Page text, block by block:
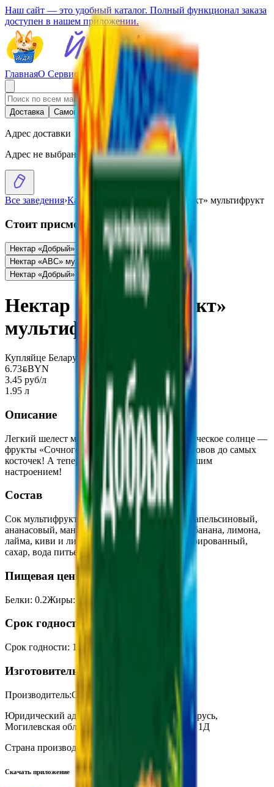
Наш сайт — это удобный каталог. Полный функционал заказа
доступен в нашем приложении.
ГлавнаяО СервисеСтать партнером
Доставка Самовывоз
Адрес доставки
Адрес не выбран
Все заведения›Каталог Нектар «Сочный фрукт» мультифрукт
Стоит присмотреться
Нектар «Добрый» мультифрут6.62BYN BYN
Нектар «АВС» мультифрукт 0.92BYN BYN
Нектар «Добрый» мультифрукт1.01 BYNBYN
Нектар «Сочный фрукт»
мультифрукт
Купляйце Беларускае
6.73BYNBYN
3.45 руб/л
1.95 л
Описание
Легкий шелест морского бриза, жаркое тропическое солнце —
фрукты «Сочного» зарядились энергией островов до самых
косточек! А теперь готовы заряжать вас хорошим
настроением!
Состав
Сок мультифруктовый концентрированный (апельсиновый,
ананасовый, манговый, пассифлоры, гуавы, банана, лимона,
лайма, киви и личи), сок лимонный концентрированный,
сахар, вода питьевая подготовленная.
Пищевая ценность на 100г
Белки: 0.2Жиры: :45
Срок годности
Срок годности: 18 месяцев
Изготовитель
Производитель:СООО «Оазис Груп»
Юридический адрес:
213823, Республика Беларусь,
Могилевская обл., г. Бобруйск, ул. Нахимова, 1Д
Страна производства:
Республика Беларусь
Скачать приложение